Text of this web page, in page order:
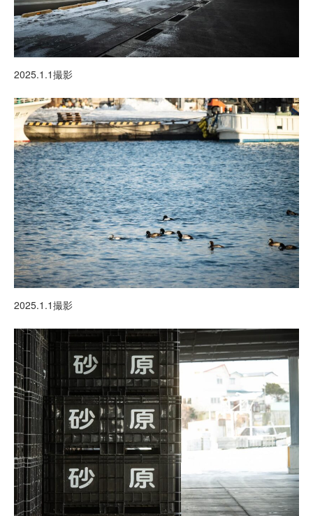
2025.1.1撮影
2025.1.1撮影